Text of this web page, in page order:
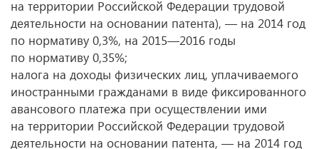
на территории Российской Федерации трудовой
деятельности на основании патента), — на 2014 год
по нормативу 0,3%, на 2015—2016 годы
по нормативу 0,35%;
налога на доходы физических лиц, уплачиваемого
иностранными гражданами в виде фиксированного
авансового платежа при осуществлении ими
на территории Российской Федерации трудовой
деятельности на основании патента, — на 2014 год